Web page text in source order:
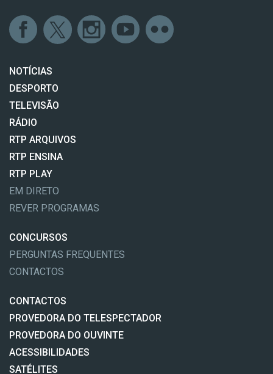
NOTÍCIAS
DESPORTO
TELEVISÃO
RÁDIO
RTP ARQUIVOS
RTP ENSINA
RTP PLAY
EM DIRETO
REVER PROGRAMAS
CONCURSOS
PERGUNTAS FREQUENTES
CONTACTOS
CONTACTOS
PROVEDORA DO TELESPECTADOR
PROVEDORA DO OUVINTE
ACESSIBILIDADES
SATÉLITES